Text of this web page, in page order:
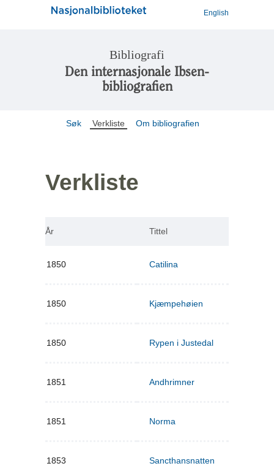
English
Bibliografi
Den internasjonale Ibsen-
bibliografien
Søk Verkliste Om bibliografien
Verkliste
År Tittel
1850 Catilina
1850 Kjæmpehøien
1850 Rypen i Justedal
1851 Andhrimner
1851 Norma
1853 Sancthansnatten